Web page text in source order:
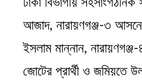
আজাদ, নারায়ণগঞ্জ-৩
ইসলাম মান্নান,
জোটের প্রার্থী ও জমিয়তে